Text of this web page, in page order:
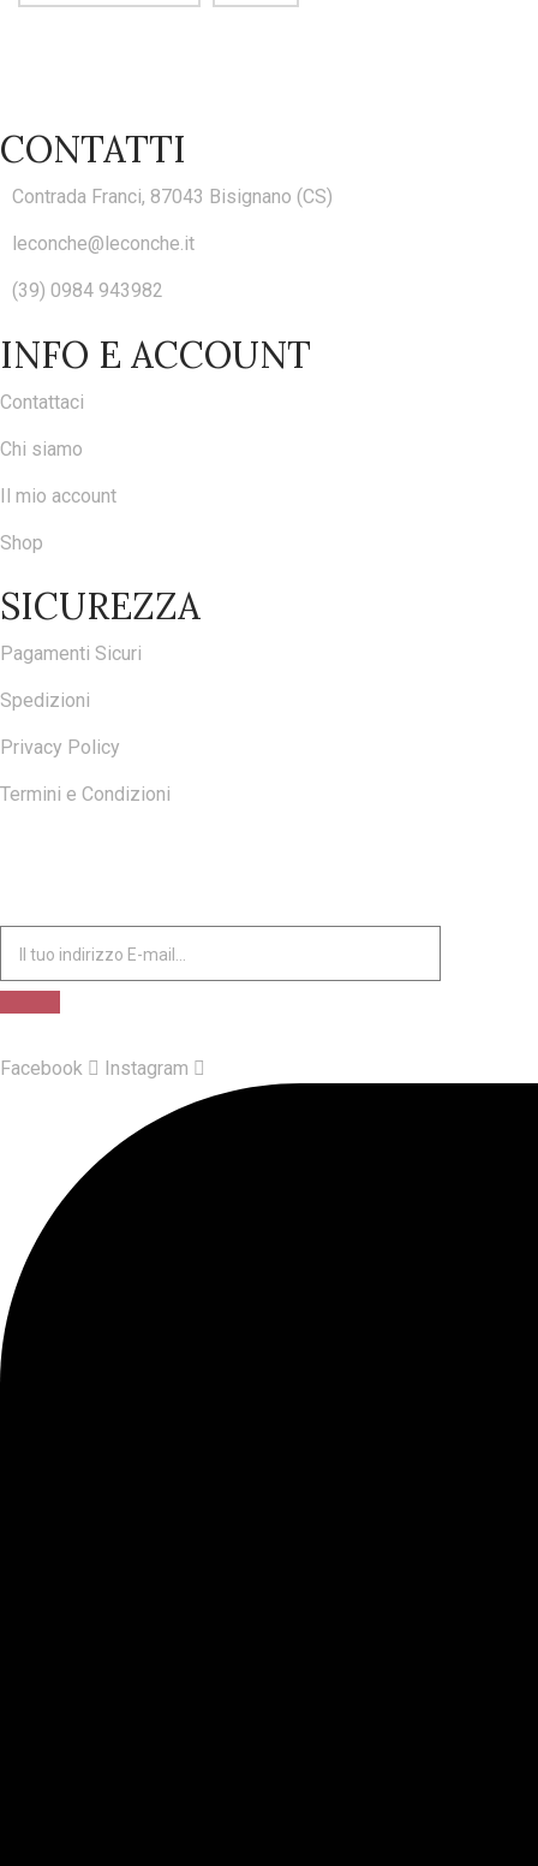
CONTATTI
Contrada Franci, 87043 Bisignano (CS)
leconche@leconche.it
(39) 0984 943982
INFO E ACCOUNT
Contattaci
Chi siamo
Il mio account
Shop
SICUREZZA
Pagamenti Sicuri
Spedizioni
Privacy Policy
Termini e Condizioni
Facebook Instagram